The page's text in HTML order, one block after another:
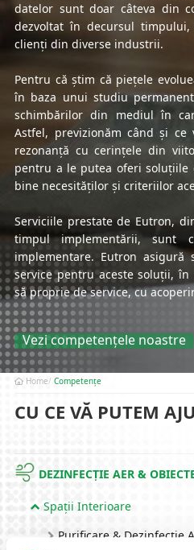
datelor sunt doar câteva din
dezvoltat în decursul
clienți din diverse industrii.
Pentru că știm că piețele
în baza unui studiu
schimbărilor din mediul în
Astfel, previzionăm când și ce
rezonanță cu cerințele din
pentru a le putea oferi soluțiile
bine necesităților și criteriilor
Serviciile prestate de Eutron,
timpul implementării, sunt
implementare. Eutron
service pentru aceste soluții,
să proprie de service, cu
Vezi competențele noastre
Home Competențe
CU CE VĂ PUTEM
DEZINFECȚIE AER &
Spații Interioare
Purificare & Dezinfecție